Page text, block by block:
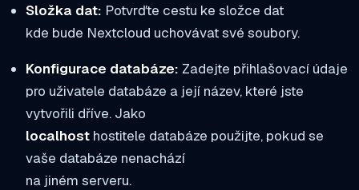
Složka dat: Potvrďte cestu ke složce dat
kde bude Nextcloud uchovávat své soubory.
Konfigurace databáze: Zadejte přihlašovací údaje
pro uživatele databáze a její název, které jste
vytvořili dříve. Jako
localhosthostitele databáze použijte, pokud se
vaše databáze nenachází
na jiném serveru.